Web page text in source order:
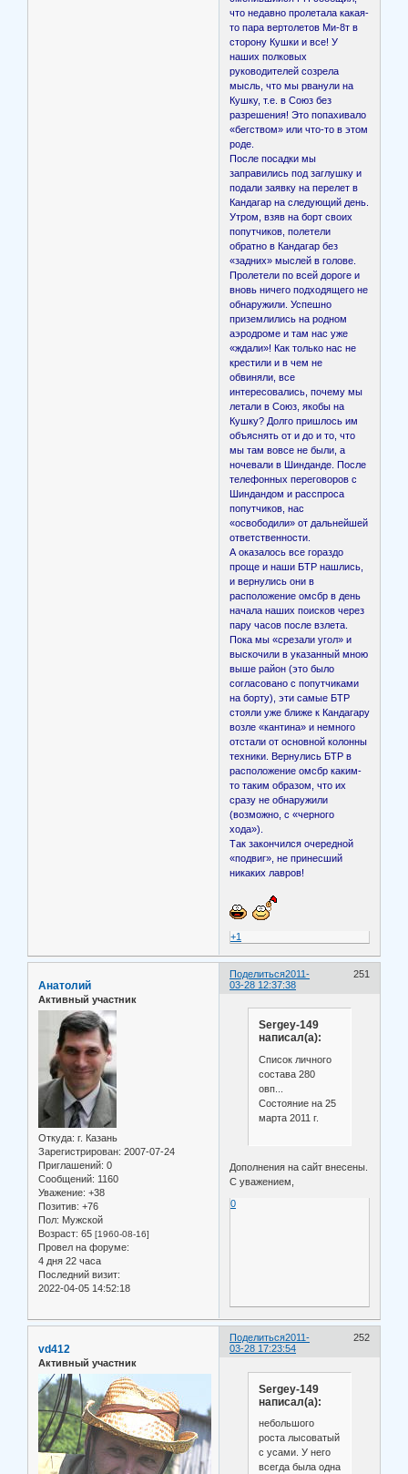
что недавно пролетала какая-
то пара вертолетов Ми-8т в
сторону Кушки и все! У
наших полковых
руководителей созрела
мысль, что мы рванули на
Кушку, т.е. в Союз без
разрешения! Это попахивало
«бегством» или что-то в этом
роде.
После посадки мы
заправились под заглушку и
подали заявку на перелет в
Кандагар на следующий день.
Утром, взяв на борт своих
попутчиков, полетели
обратно в Кандагар без
«задних» мыслей в голове.
Пролетели по всей дороге и
вновь ничего подходящего не
обнаружили. Успешно
приземлились на родном
аэродроме и там нас уже
«ждали»! Как только нас не
крестили и в чем не
обвиняли, все
интересовались, почему мы
летали в Союз, якобы на
Кушку? Долго пришлось им
объяснять от и до и то, что
мы там вовсе не были, а
ночевали в Шинданде. После
телефонных переговоров с
Шиндандом и расспроса
попутчиков, нас
«освободили» от дальнейшей
ответственности.
А оказалось все гораздо
проще и наши БТР нашлись,
и вернулись они в
расположение омсбр в день
начала наших поисков через
пару часов после взлета.
Пока мы «срезали угол» и
выскочили в указанный мною
выше район (это было
согласовано с попутчиками
на борту), эти самые БТР
стояли уже ближе к Кандагару
возле «кантина» и немного
отстали от основной колонны
техники. Вернулись БТР в
расположение омсбр каким-
то таким образом, что их
сразу не обнаружили
(возможно, с «черного
хода»).
Так закончился очередной
«подвиг», не принесший
никаких лавров!
+1
Поделиться 251
2011-
03-28 12:37:38
Анатолий
Активный участник
Откуда: г. Казань
Зарегистрирован: 2007-07-24
Приглашений: 0
Сообщений: 1160
Уважение: +38
Позитив: +76
Пол: Мужской
Возраст: 65 [1960-08-16]
Провел на форуме:
4 дня 22 часа
Последний визит:
2022-04-05 14:52:18
Sergey-149
написал(а):
Список личного
состава 280
овп...
Состояние на 25
марта 2011 г.
Дополнения на сайт внесены.
С уважением,
0
Поделиться 252
2011-
03-28 17:23:54
vd412
Активный участник
Sergey-149
написал(а):
небольшого
роста лысоватый
с усами. У него
всегда была одна